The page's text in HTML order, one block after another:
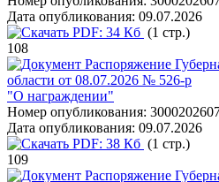
Дата опубликования: 09.07.2026
PDF: 34 Кб (1 стр.)
108
Распоряжение
области от 08.07.2026 № 526-р
"О награждении"
Номер опубликования:
Дата опубликования: 09.07.2026
PDF: 38 Кб (1 стр.)
109
Распоряжение